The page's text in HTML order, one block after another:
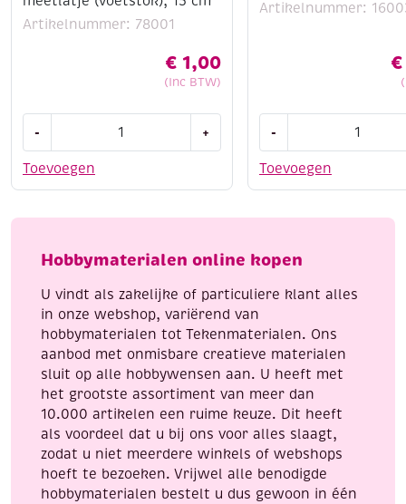
Artikelnummer: 78001
€ 1,00
(Inc BTW)
Toevoegen
-
schaalstok
meetlatje
aantal
+
Artikelnummer:
€
Toevoegen
-
fijne
10
geel,
aantal
Hobbymaterialen online kopen
U vindt als zakelijke of particuliere klant alles
in onze webshop, variërend van
hobbymaterialen tot Tekenmaterialen. Ons
aanbod met onmisbare creatieve materialen
sluit op alle hobbywensen aan. U heeft met
het grootste assortiment van meer dan
10.000 artikelen een ruime keuze. Dit heeft
als voordeel dat u bij ons voor alles slaagt,
zodat u niet meerdere winkels of webshops
hoeft te bezoeken. Vrijwel alle benodigde
hobbymaterialen bestelt u dus gewoon in één